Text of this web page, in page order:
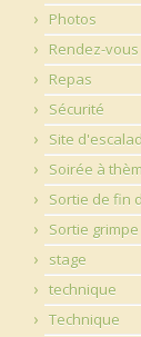
Photos
Rendez-vous
Repas
Sécurité
Site
Soirée à
Sortie de fin
Sortie grimpe
stage
technique
Technique